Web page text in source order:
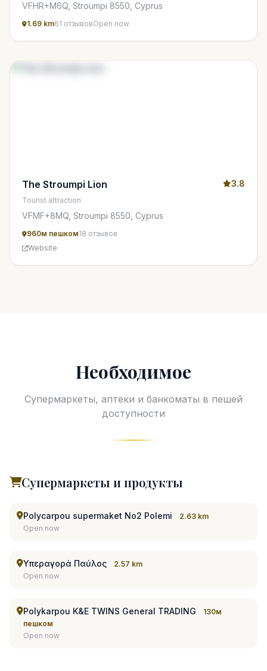
VFHR+M6Q, Stroumpi 8550, Cyprus
1.69 km61 отзывовOpen now
The Stroumpi Lion 3.8
Tourist attraction
VFMF+8MQ, Stroumpi 8550, Cyprus
960м пешком18 отзывов
Website
Необходимое
Супермаркеты, аптеки и банкоматы в пешей
доступности
Супермаркеты и продукты
Polycarpou supermaket No2 Polemi
2.63 km
Open now
Υπεραγορά Παύλος
2.57 km
Open now
Polykarpou K&E TWINS General TRADING
130м
пешком
Open now